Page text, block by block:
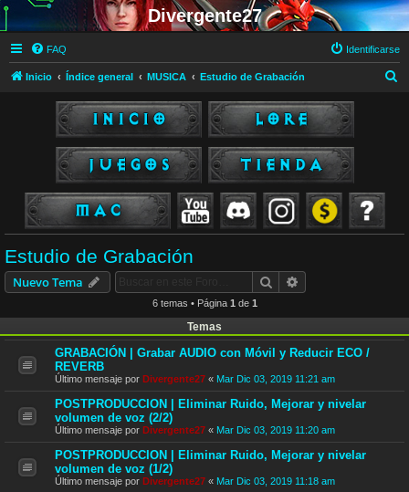
Divergente27
FAQ Identificarse
Inicio Índice general MUSICA Estudio de Grabación
Estudio de Grabación
Nuevo Tema Buscar
6 temas • Página 1 de 1
Temas
GRABACIÓN | Grabar AUDIO con Móvil y Reducir ECO /
REVERB
Último mensaje por Divergente27 « Mar Dic 03, 2019 11:21 am
POSTPRODUCCION | Eliminar Ruido, Mejorar y nivelar
volumen de voz (2/2)
Último mensaje por Divergente27 « Mar Dic 03, 2019 11:20 am
POSTPRODUCCION | Eliminar Ruido, Mejorar y nivelar
volumen de voz (1/2)
Último mensaje por Divergente27 « Mar Dic 03, 2019 11:18 am